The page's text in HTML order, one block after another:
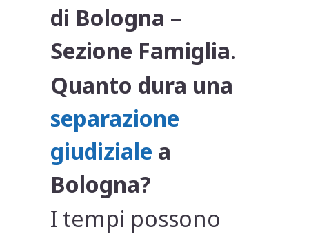
di Bologna –
Sezione Famiglia.
Quanto dura una
separazione
giudiziale a
Bologna?
I tempi possono